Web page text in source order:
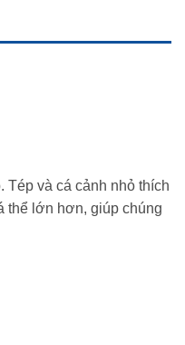
Tép và cá cảnh nhỏ thích
thể lớn hơn, giúp chúng